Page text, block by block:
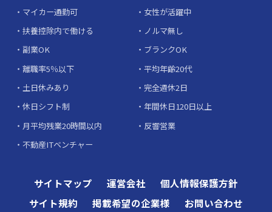
マイカー通勤可
女性が活躍中
扶養控除内で働ける
ノルマ無し
副業OK
ブランクOK
離職率5％以下
平均年齢20代
土日休みあり
完全週休2日
休日シフト制
年間休日120日以上
月平均残業20時間以内
反響営業
不動産ITベンチャー
サイトマップ 運営会社
個人情報保護方針
サイト規約
掲載希望の企業様 お問い合わせ